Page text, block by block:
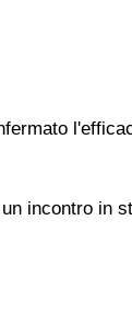
incontro in